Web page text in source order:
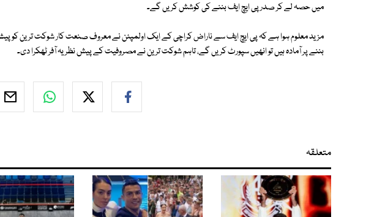
میں حصہ لے کر صدر پی ایچ ایف بننے کی کوشش کریں گے۔
مزید معلوم ہوا ہے کہ پی ایچ ایف سے ناراض کراچی کے ایک اولمپئن نے معروف صنعت کار شوکت ترین کو
بننے پر آمادہ ہیں تو انھیں سپورٹ کریں گے، تاہم شوکت ترین نے مصروفیت کے پیش نظر یہ آفر ٹھکرا دی۔
متعلقہ